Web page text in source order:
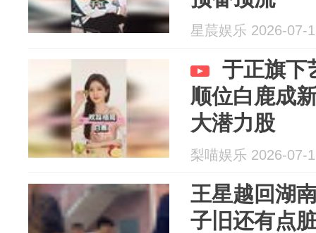
星莀娱乐 2026-07-
于正旗下
顺位白鹿成
大潜力股
梨喵娱乐 2026-07-
王星越回湖
子旧还有点